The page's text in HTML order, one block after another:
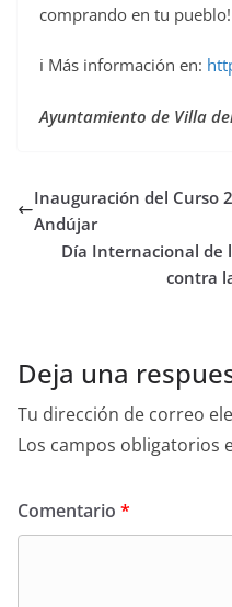
comprando en tu pueblo!
ℹ️ Más información en:
Ayuntamiento de Villa
Inauguración del Curso
Andújar
Día Internacional de
contra
Deja una
Tu dirección de correo
Los campos obligatorios
Comentario *